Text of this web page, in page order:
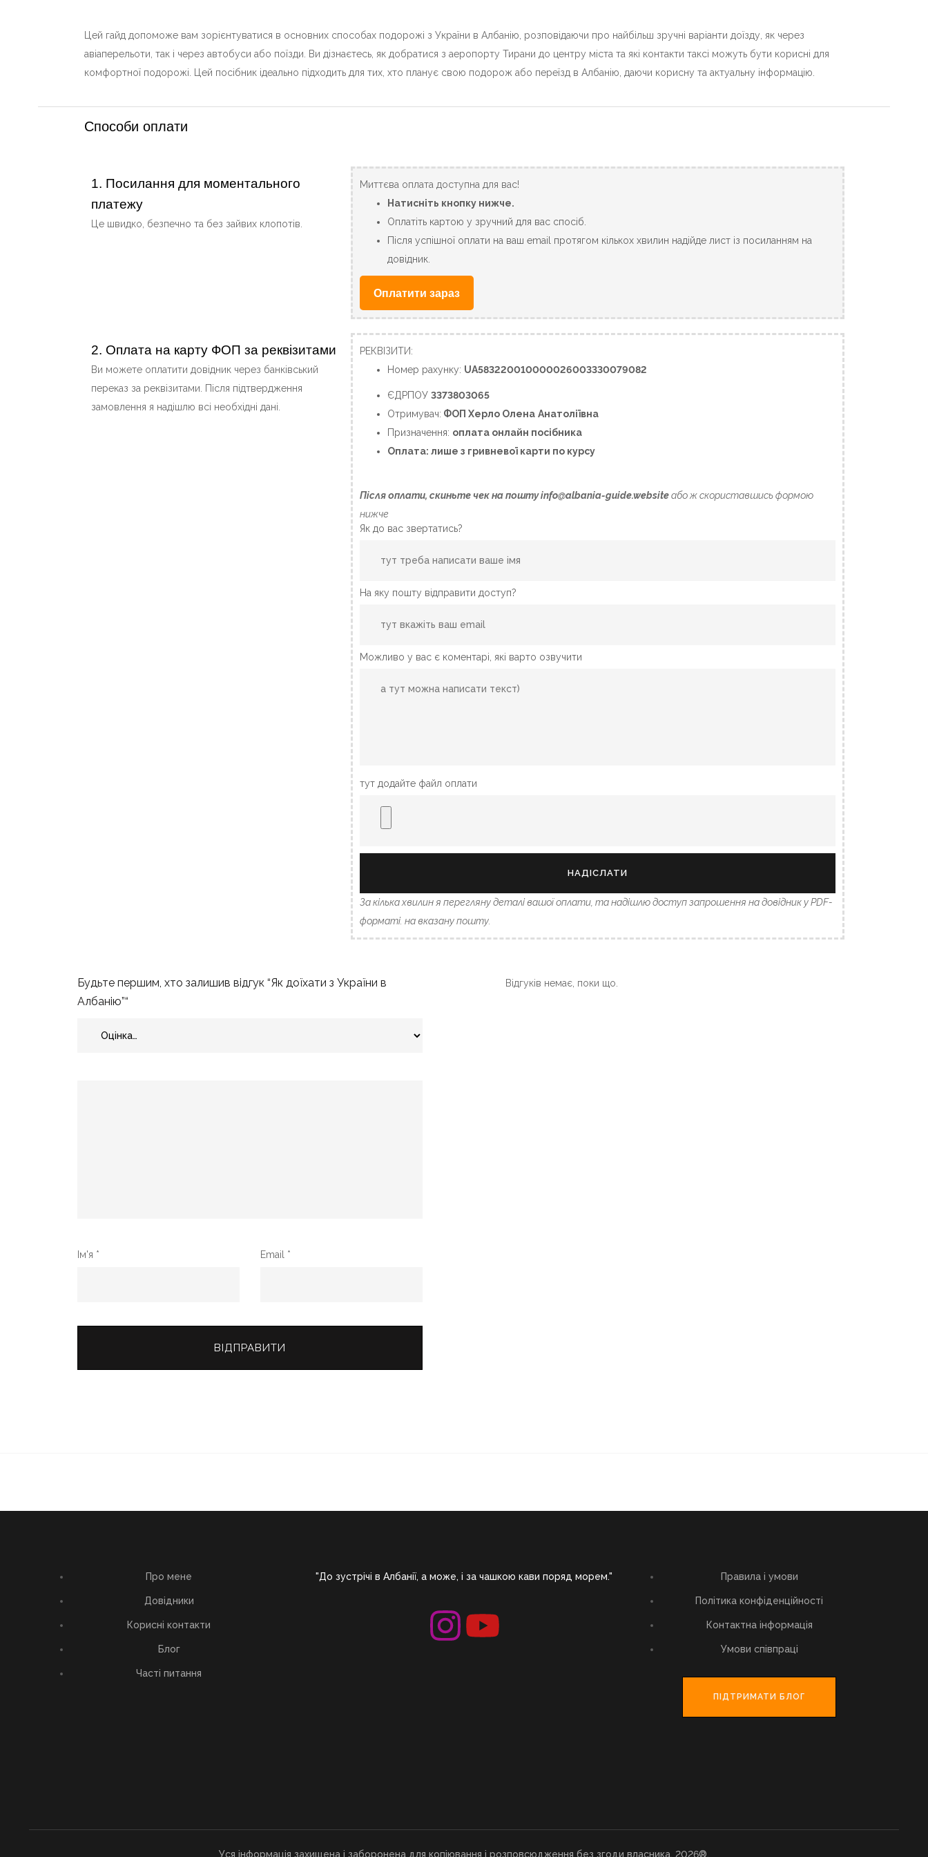
Цей гайд допоможе вам зорієнтуватися в основних способах подорожі з України в Албанію, розповідаючи про найбільш зручні варіанти доїзду, як через
авіаперельоти, так і через автобуси або поїзди. Ви дізнаєтесь, як добратися з аеропорту Тирани до центру міста та які контакти таксі можуть бути корисні для
комфортної подорожі. Цей посібник ідеально підходить для тих, хто планує свою подорож або переїзд в Албанію, даючи корисну та актуальну інформацію.
Способи оплати
1. Посилання для моментального
платежу
Це швидко, безпечно та без зайвих клопотів.
Миттєва оплата доступна для вас!
Натисніть кнопку нижче.
Оплатіть картою у зручний для вас спосіб.
Після успішної оплати на ваш email протягом кількох хвилин надійде лист із посиланням на
довідник.
Оплатити зараз
2. Оплата на карту ФОП за реквізитами
Ви можете оплатити довідник через банківський
переказ за реквізитами. Після підтвердження
замовлення я надішлю всі необхідні дані.
РЕКВІЗИТИ:
Номер рахунку: UA583220010000026003330079082
ЄДРПОУ3373803065
Отримувач: ФОП Херло Олена Анатоліївна
Призначення: оплата онлайн посібника
Оплата: лише з гривневої карти по курсу
Після оплати, скиньте чек на поштуinfo@albania-guide.websiteабо ж скориставшись формою
нижче
Як до вас звертатись?
На яку пошту відправити доступ?
Можливо у вас є коментарі, які варто озвучити
тут додайте файл оплати
НАДІСЛАТИ
За кілька хвилин я перегляну деталі вашої оплати, та надішлю доступ запрошення на довідник у PDF-
форматі. на вказану пошту.
Відгуків немає, поки що.
Будьте першим, хто залишив відгук “Як доїхати з України в
Албанію”“
Ім'я * Email *
Про мене
Довідники
Корисні контакти
Блог
Часті питання
"До зустрічі в Албанії, а може, і за чашкою кави поряд морем." Правила і умови
Політика конфіденційності
Контактна інформація
Умови співпраці
ПІДТРИМАТИ БЛОГ
Уся інформація захищена і заборонена для копіювання і розповсюдження без згоди власника. 2026®.